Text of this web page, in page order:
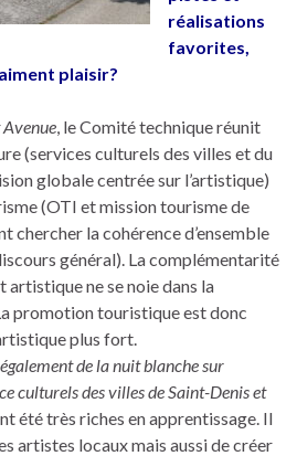
réalisations
favorites,
plaisir?
, le Comité technique réunit
(services culturels des villes et du
globale centrée sur l’artistique)
(OTI et mission tourisme de
chercher la cohérence d’ensemble
général). La complémentarité
artistique ne se noie dans la
promotion touristique est donc
plus fort.
de la nuit blanche sur
culturels des villes de Saint-Denis et
été très riches en apprentissage. Il
artistes locaux mais aussi de créer